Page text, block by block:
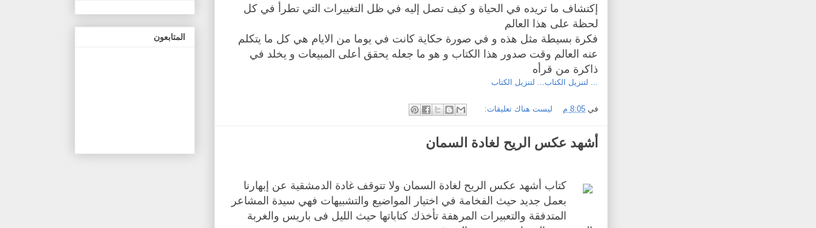
إكتشاف ما تريده في الحياة و كيف تصل إليه في ظل التغييرات التي تطرأ في كل
لحظة على هذا العالم
فكرة بسيطة مثل هذه و في صورة حكاية كانت في يوما من الايام هي كل ما يتكلم
عنه العالم وقت صدور هذا الكتاب و هو ما جعله يحقق أعلى المبيعات و يخلد في
ذاكرة من قرأه
... لتنزيل الكتاب... لتنزيل الكتاب
في 8:05 م ليست هناك تعليقات:
أشهد عكس الريح لغادة السمان
كتاب أشهد عكس الريح لغادة السمان ولا تتوقف غادة الدمشقية عن إبهارنا
بعمل جديد حيث الفخامة في اختيار المواضيع والتشبيهات فهي سيدة المشاعر
المتدفقة والتعبيرات المرهفة تأخذك كتاباتها حيث الليل فى باريس والغربة
المتابعون